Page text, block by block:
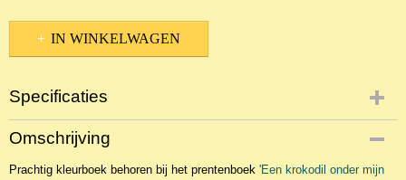
IN WINKELWAGEN
Specificaties
Productcode
NBKPr-18186
EAN code
Omschrijving
Prachtig kleurboek behoren bij het prentenboek 'Een krokodil onder mijn